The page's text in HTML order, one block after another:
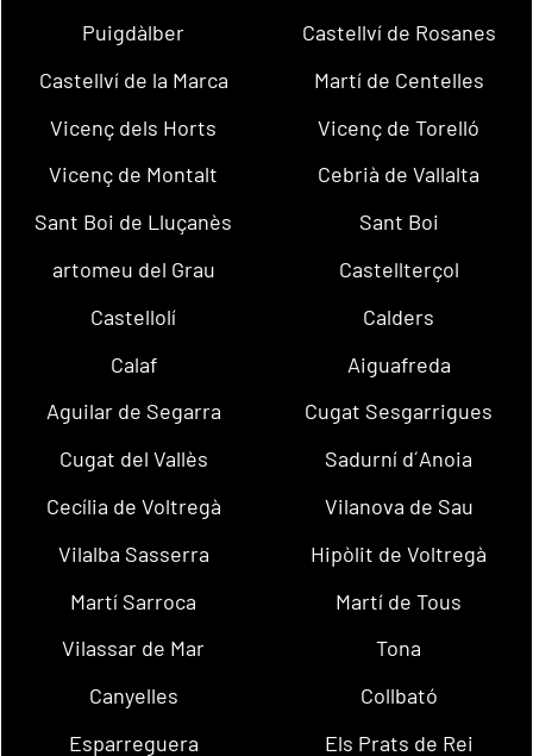
Puigdàlber
Castellví de Rosanes
Castellví de la Marca
Martí de Centelles
Vicenç dels Horts
Vicenç de Torelló
Vicenç de Montalt
Cebrià de Vallalta
Sant Boi de Lluçanès
Sant Boi
artomeu del Grau
Castellterçol
Castellolí
Calders
Calaf
Aiguafreda
Aguilar de Segarra
Cugat Sesgarrigues
Cugat del Vallès
Sadurní d´Anoia
Cecília de Voltregà
Vilanova de Sau
Vilalba Sasserra
Hipòlit de Voltregà
Martí Sarroca
Martí de Tous
Vilassar de Mar
Tona
Canyelles
Collbató
Esparreguera
Els Prats de Rei